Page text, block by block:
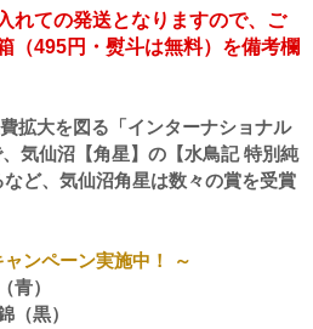
れての発送となりますので、ご
（495円・熨斗は無料）を備考欄
拡大を図る「インターナショナル
気仙沼【角星】の【水鳥記 特別純
ど、気仙沼角星は数々の賞を受賞
ンペーン実施中！ ～
青）
（黒）